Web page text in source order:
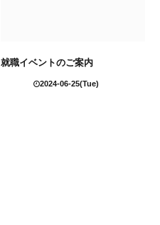
就職イベントのご案内
2024-06-25(Tue)